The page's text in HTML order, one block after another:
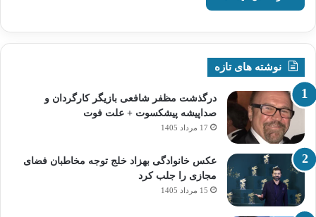
نوشته های تازه
درگذشت مظفر شافعی بازیگر کارگردان و
صداپیشه پیشکسوت + علت فوت
17 مرداد 1405
عکس خانوادگی بهزاد خلج توجه مخاطبان فضای
مجازی را جلب کرد
15 مرداد 1405